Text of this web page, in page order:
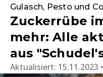
Gulasch, Pesto und
Zuckerrübe
mehr: Alle
aus
Aktualisiert: 15.11.2023